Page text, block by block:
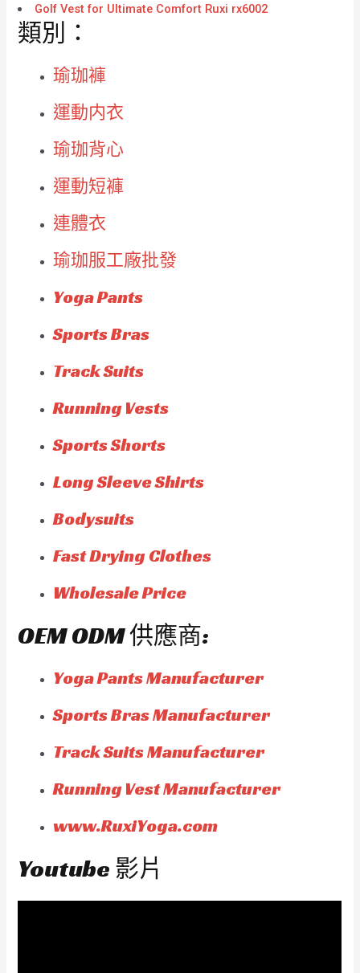
Golf Vest for Ultimate Comfort Ruxi rx6002
類別：
瑜珈褲
運動内衣
瑜珈背心
運動短褲
連體衣
瑜珈服工廠批發
Yoga Pants
Sports Bras
Track Suits
Running Vests
Sports Shorts
Long Sleeve Shirts
Bodysuits
Fast Drying Clothes
Wholesale Price
OEM ODM 供應商:
Yoga Pants Manufacturer
Sports Bras Manufacturer
Track Suits Manufacturer
Running Vest Manufacturer
www.RuxiYoga.com
Youtube 影片